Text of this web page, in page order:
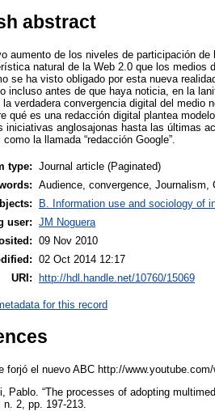
abstract
aumento de los niveles de participación
natural de la Web 2.0 que los medios
se ha visto obligado por esta nueva
incluso antes de que haya noticia, en la
la verdadera convergencia digital del
qué es una redacción digital plantea
iniciativas anglosajonas hasta las últimas
la llamada “redacción Google”.
type:
Journal article (Paginated)
Audience, convergence, Journalism,
B. Information use and sociology of
user: JM Noguera
09 Nov 2010
02 Oct 2014 12:17
URI:
http://hdl.handle.net/10760/15069
for this record
forjó el nuevo ABC http://
Pablo. “The processes of adopting
n. 2, pp. 197-213.